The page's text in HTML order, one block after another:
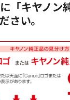
「キヤノン
さい。